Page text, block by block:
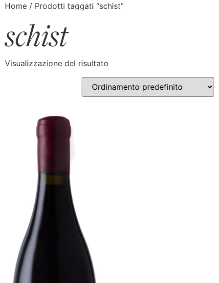
Home / Prodotti taggati “schist”
schist
Visualizzazione del risultato